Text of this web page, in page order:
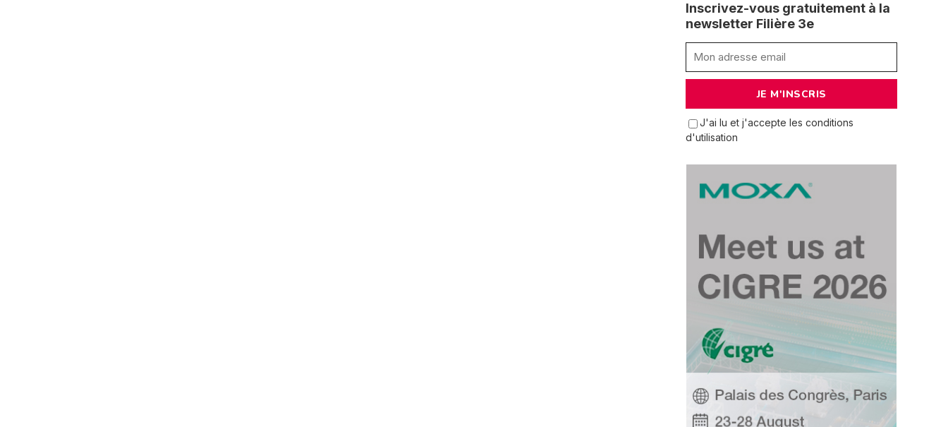
Inscrivez-vous gratuitement à la
newsletter Filière 3e
J'ai lu et j'accepte les conditions
d'utilisation